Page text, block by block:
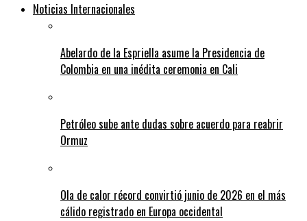
Noticias Internacionales
Abelardo de la Espriella asume la Presidencia de
Colombia en una inédita ceremonia en Cali
Petróleo sube ante dudas sobre acuerdo para reabrir
Ormuz
Ola de calor récord convirtió junio de 2026 en el más
cálido registrado en Europa occidental